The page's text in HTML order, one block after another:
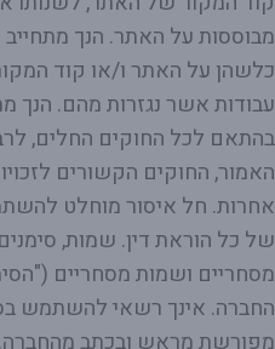
מבוססות על האתר. הנך
כלשהן על האתר ו/או קוד
עבודות אשר נגזרות מהם.
בהתאם לכל החוקים החלים,
האמור, החוקים הקשורים לזכויות
אחרות. חל איסור מוחלט
של כל הוראת דין. שמות,
מסחריים ושמות מסחריים
החברה. אינך רשאי להשתמש
מפורשת מראש ובכתב